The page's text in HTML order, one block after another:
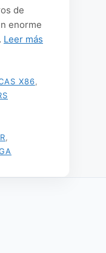
de
enorme
Leer más
X86